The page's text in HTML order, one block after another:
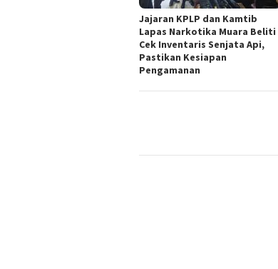
Jajaran KPLP dan Kamtib
Lapas Narkotika Muara Beliti
Cek Inventaris Senjata Api,
Pastikan Kesiapan
Pengamanan